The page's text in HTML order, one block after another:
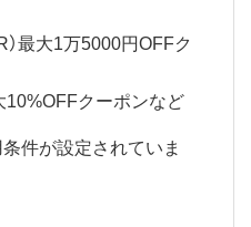
）最大1万5000円OFFク
10%OFFクーポンなど
件が設定されていま